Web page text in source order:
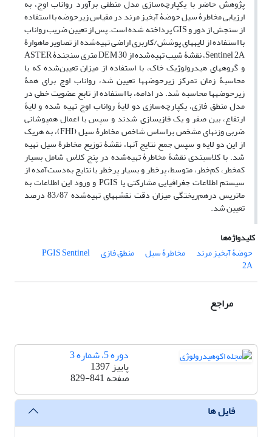
پژوهش حاضر با یکپارچه‌سازی مدل منطقی برآورد رواناب اوج، به
ارزیابی مخاطرۀ سیل حوضۀ آبخیز مرند در مقیاس زیرحوضه با استفاده
از سنجش از دور و GIS پرداخته شده است. پس از تعیین ضریب رواناب
با استفاده از لایه‏های پوشش/کاربری اراضی تهیه‌شده از تصاویر ماهوارۀ
Sentinel 2A، نقشۀ شیب تهیه‌شده از DEM 30 متری سنجندۀ ASTER
و گروه‏های هیدرولوژیک خاک، با استفاده از میزان تعیین‌شده که با
محاسبۀ زمان تمرکز زیرحوضه‏ها تعیین شد، رواناب اوج برای همۀ
زیرحوضه‏ها محاسبه شد. در ادامه، با استفاده از تابع عضویت خطی در
مدل منطق فازی، یکپارچه‌سازی دو لایۀ رواناب اوج‏ تهیه شده و لایۀ
ارتفاع، بین صفر و یک فازی‏سازی شدند و سپس با اعمال همپوشانی
ضربی وزن‏های مشخص براساس شاخص مخاطرۀ سیل (FHI)، به هریک
از این دو لایه و سپس جمع نتایج آنها، نقشۀ توزیع مخاطرۀ سیل تهیه
شد. با کلاس‏بندی نقشۀ مخاطرۀ تهیه‌شده در پنج کلاس شامل بسیار
کم‏خطر، کم‌خطر، متوسط، پرخطر و بسیار پرخطر با نتایج به‌دست‌آمده از
سیستم اطلاعات جغرافیایی مشارکتی یا PGIS و ورود این اطلاعات به
ماتریس درهم‌ریختگی میزان دقت نقشه‏های تهیه‌شده 83/87 درصد
تعیین شد.
کلیدواژه‌ها
حوضۀ آبخیز مرند
مخاطرۀ سیل منطق فازی PGISSentinel
2A
مراجع
دوره 5، شماره 3
پاییز 1397
صفحه829-841
فایل ها